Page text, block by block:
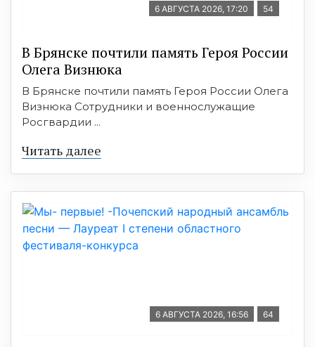
6 АВГУСТА 2026, 17:20 54
В Брянске почтили память Героя России
Олега Визнюка
В Брянске почтили память Героя России Олега
Визнюка Сотрудники и военнослужащие
Росгвардии ...
Читать далее
6 АВГУСТА 2026, 16:56 64